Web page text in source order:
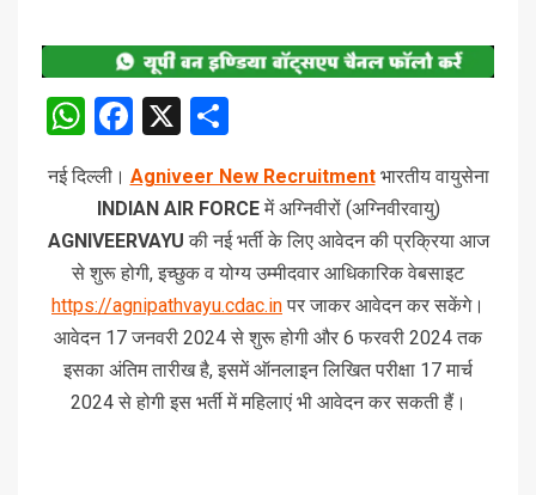
WhatsApp
Facebook
X
नई दिल्ली। Agniveer New Recruitmentभारतीय वायुसेना
INDIAN AIR FORCEमें अग्निवीरों (अग्निवीरवायु)
AGNIVEERVAYU की नई भर्ती के लिए आवेदन की प्रक्रिया आज
से शुरू होगी, इच्छुक व योग्य उम्मीदवार आधिकारिक वेबसाइट
https://agnipathvayu.cdac.inपर जाकर आवेदन कर सकेंगे।
आवेदन 17 जनवरी 2024 से शुरू होगी और 6 फरवरी 2024 तक
इसका अंतिम तारीख है, इसमें ऑनलाइन लिखित परीक्षा 17 मार्च
2024 से होगी इस भर्ती में महिलाएं भी आवेदन कर सकती हैं।